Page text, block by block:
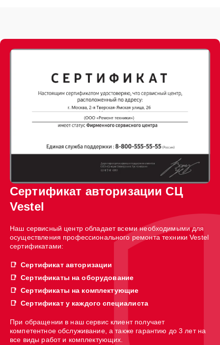
Сертификат авторизации СЦ
Vestel
Наш сервисный центр обладает всеми необходимыми для
осуществления профессионального ремонта техники Vestel
сертификатами:
Сертификат авторизации
Сертификаты на оборудование
Сертификаты на комплектующие
Сертификат у каждого специалиста
При обращении в наш сервис клиент получает
компетентное обслуживание, а также гарантию до 3 лет на
все виды работ и комплектующих.